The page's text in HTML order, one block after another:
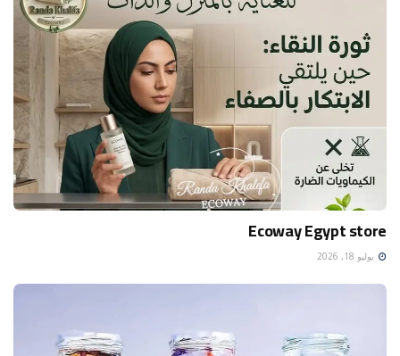
Ecoway Egypt store
يوليو 18, 2026